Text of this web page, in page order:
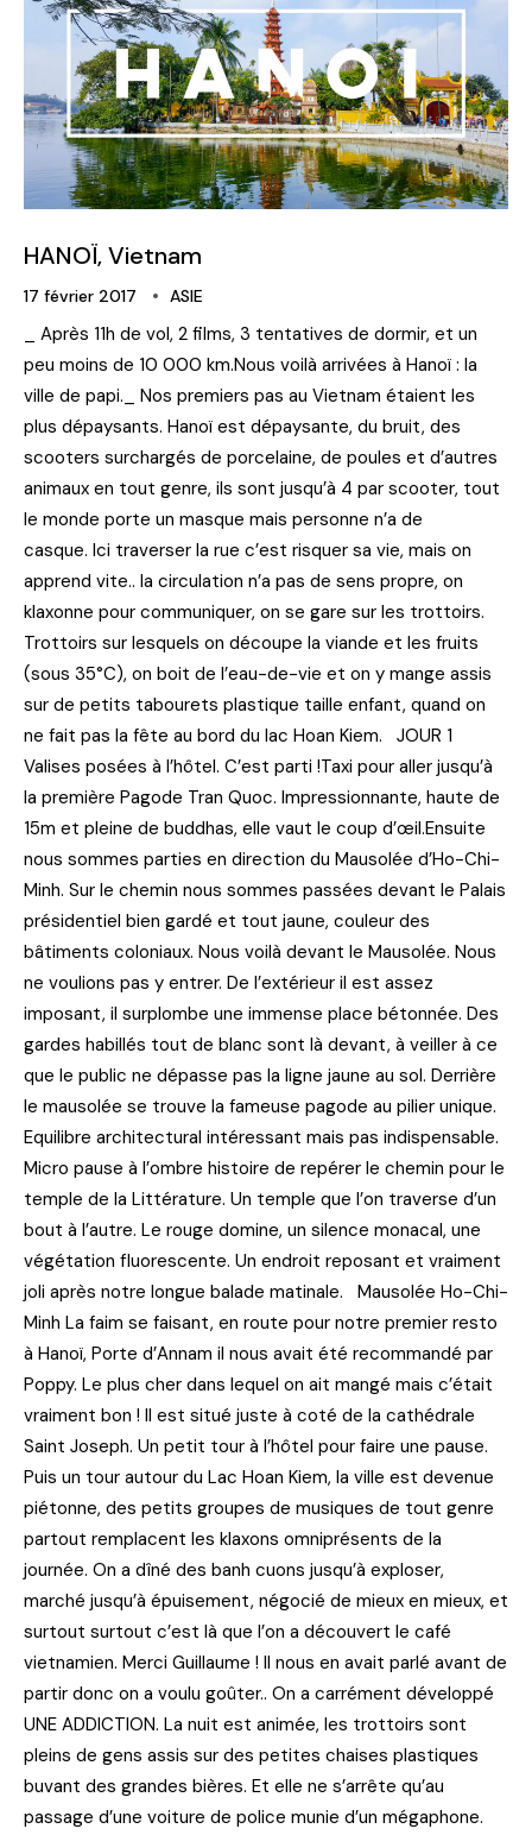
HANOÏ, Vietnam
17 février 2017 ASIE
_ Après 11h de vol, 2 films, 3 tentatives de dormir, et un
peu moins de 10 000 km.Nous voilà arrivées à Hanoï : la
ville de papi._ Nos premiers pas au Vietnam étaient les
plus dépaysants. Hanoï est dépaysante, du bruit, des
scooters surchargés de porcelaine, de poules et d’autres
animaux en tout genre, ils sont jusqu’à 4 par scooter, tout
le monde porte un masque mais personne n’a de
casque. Ici traverser la rue c’est risquer sa vie, mais on
apprend vite.. la circulation n’a pas de sens propre, on
klaxonne pour communiquer, on se gare sur les trottoirs.
Trottoirs sur lesquels on découpe la viande et les fruits
(sous 35°C), on boit de l’eau-de-vie et on y mange assis
sur de petits tabourets plastique taille enfant, quand on
ne fait pas la fête au bord du lac Hoan Kiem. JOUR 1
Valises posées à l’hôtel. C’est parti !Taxi pour aller jusqu’à
la première Pagode Tran Quoc. Impressionnante, haute de
15m et pleine de buddhas, elle vaut le coup d’œil.Ensuite
nous sommes parties en direction du Mausolée d’Ho-Chi-
Minh. Sur le chemin nous sommes passées devant le Palais
présidentiel bien gardé et tout jaune, couleur des
bâtiments coloniaux. Nous voilà devant le Mausolée. Nous
ne voulions pas y entrer. De l’extérieur il est assez
imposant, il surplombe une immense place bétonnée. Des
gardes habillés tout de blanc sont là devant, à veiller à ce
que le public ne dépasse pas la ligne jaune au sol. Derrière
le mausolée se trouve la fameuse pagode au pilier unique.
Equilibre architectural intéressant mais pas indispensable.
Micro pause à l’ombre histoire de repérer le chemin pour le
temple de la Littérature. Un temple que l’on traverse d’un
bout à l’autre. Le rouge domine, un silence monacal, une
végétation fluorescente. Un endroit reposant et vraiment
joli après notre longue balade matinale. Mausolée Ho-Chi-
Minh La faim se faisant, en route pour notre premier resto
à Hanoï, Porte d’Annam il nous avait été recommandé par
Poppy. Le plus cher dans lequel on ait mangé mais c’était
vraiment bon ! Il est situé juste à coté de la cathédrale
Saint Joseph. Un petit tour à l’hôtel pour faire une pause.
Puis un tour autour du Lac Hoan Kiem, la ville est devenue
piétonne, des petits groupes de musiques de tout genre
partout remplacent les klaxons omniprésents de la
journée. On a dîné des banh cuons jusqu’à exploser,
marché jusqu’à épuisement, négocié de mieux en mieux, et
surtout surtout c’est là que l’on a découvert le café
vietnamien. Merci Guillaume ! Il nous en avait parlé avant de
partir donc on a voulu goûter.. On a carrément développé
UNE ADDICTION. La nuit est animée, les trottoirs sont
pleins de gens assis sur des petites chaises plastiques
buvant des grandes bières. Et elle ne s’arrête qu’au
passage d’une voiture de police munie d’un mégaphone.